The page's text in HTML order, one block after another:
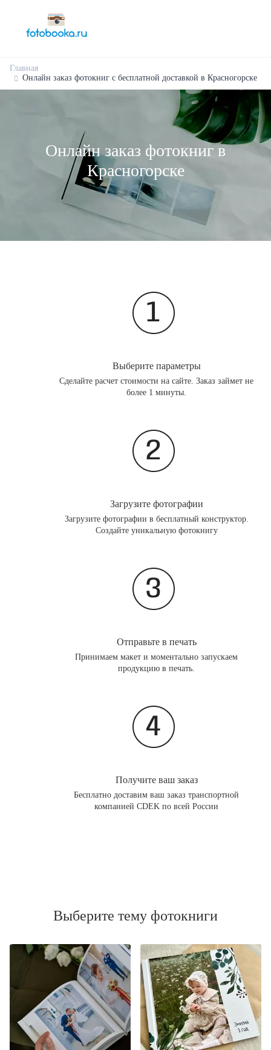
Главная
Онлайн заказ фотокниг с бесплатной доставкой в Красногорске
Онлайн заказ фотокниг в
Красногорске
Выберите параметры
Сделайте расчет стоимости на сайте. Заказ займет не
более 1 минуты.
Загрузите фотографии
Загрузите фотографии в бесплатный конструктор.
Создайте уникальную фотокнигу
Отправьте в печать
Принимаем макет и моментально запускаем
продукцию в печать.
Получите ваш заказ
Бесплатно доставим ваш заказ транспортной
компанией CDEK по всей России
Выберите тему фотокниги